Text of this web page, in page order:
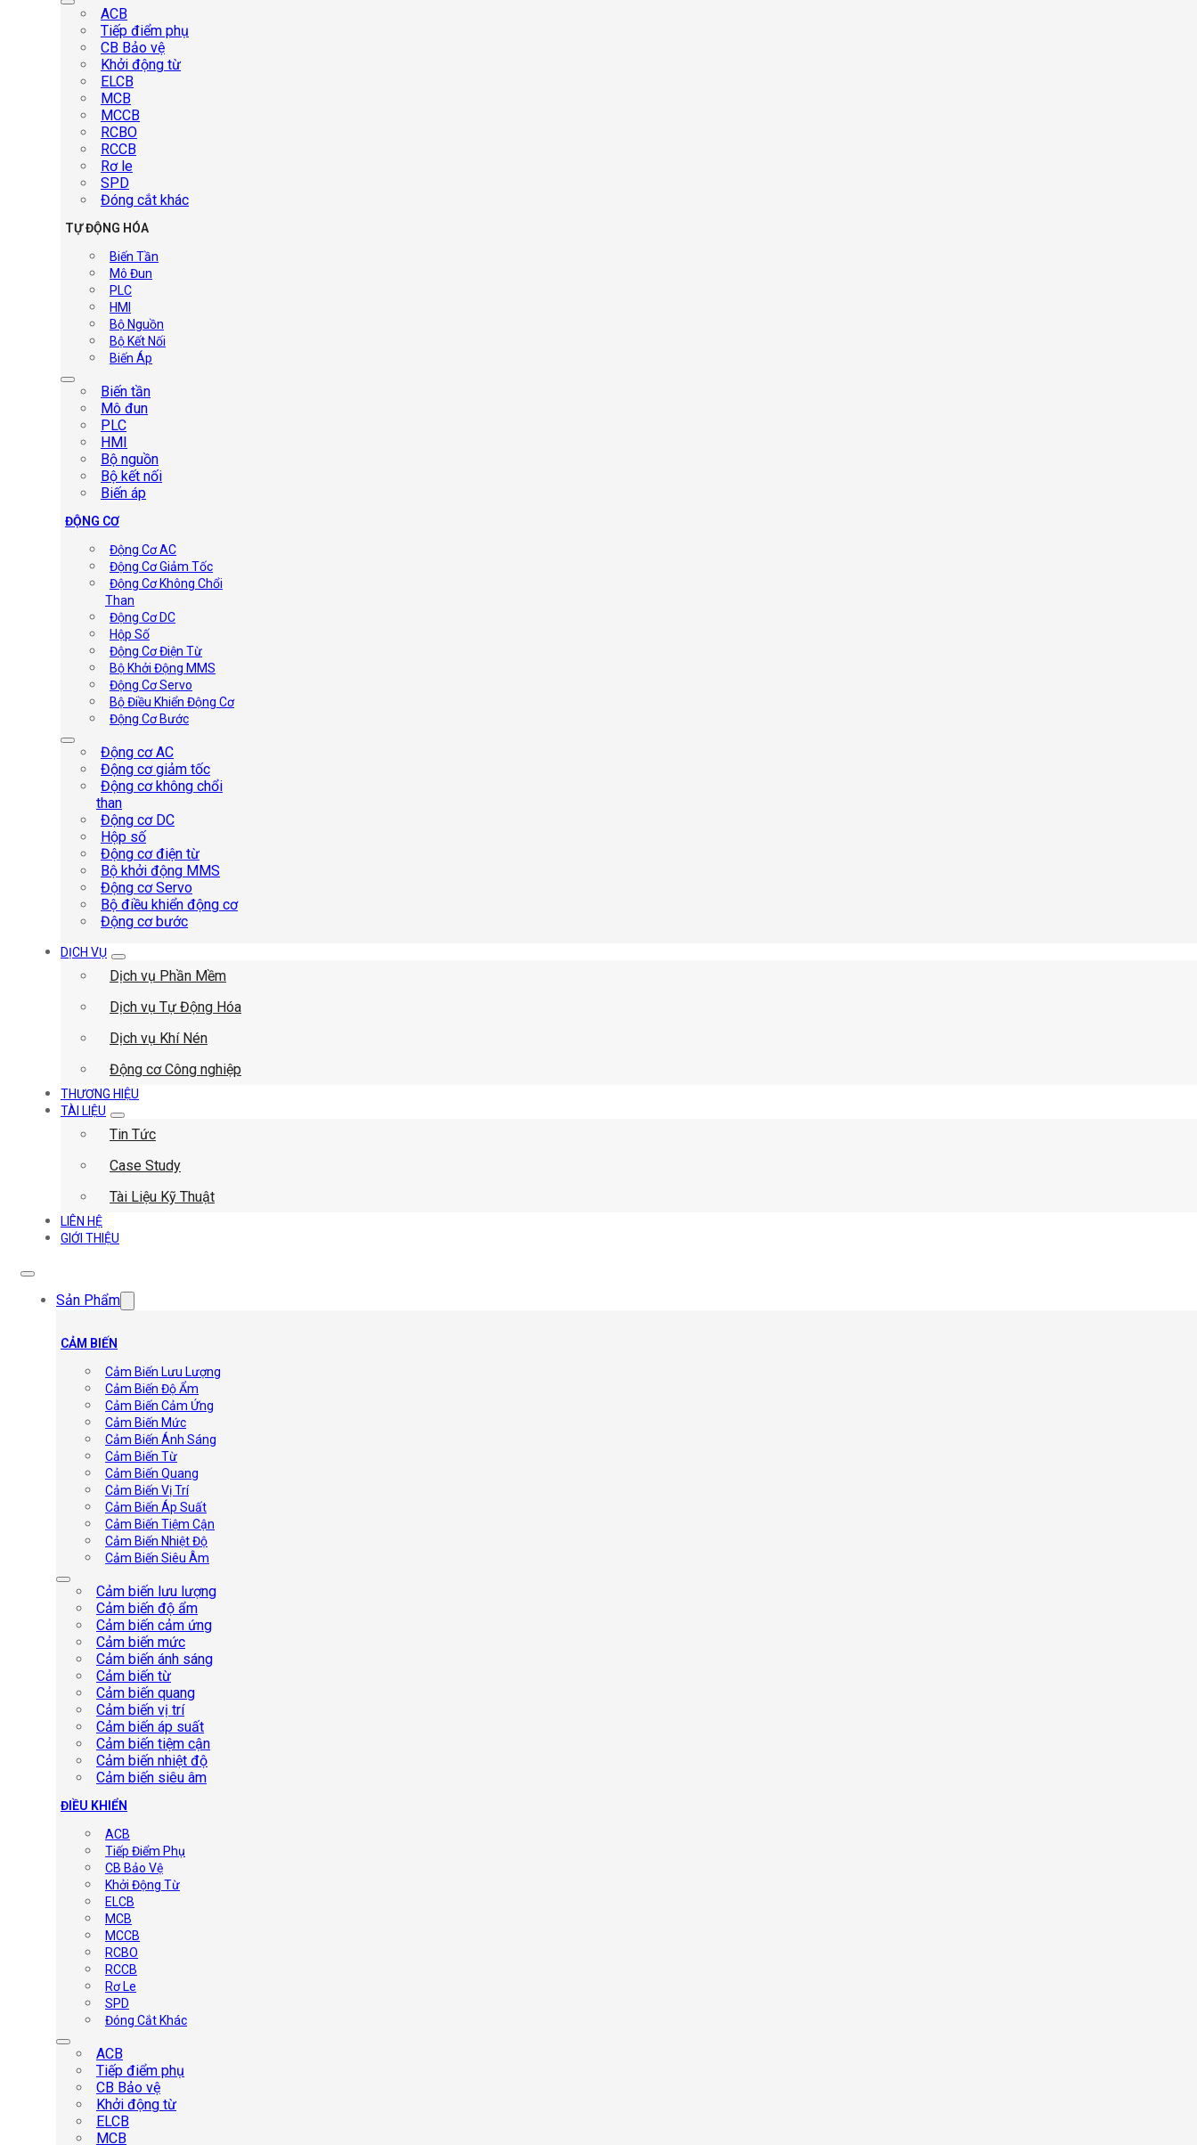
ACB
Tiếp điểm phụ
CB Bảo vệ
Khởi động từ
ELCB
MCB
MCCB
RCBO
RCCB
Rơ le
SPD
Đóng cắt khác
TỰ ĐỘNG HÓA
Biến Tần
Mô Đun
PLC
HMI
Bộ Nguồn
Bộ Kết Nối
Biến Áp
Biến tần
Mô đun
PLC
HMI
Bộ nguồn
Bộ kết nối
Biến áp
ĐỘNG CƠ
Động Cơ AC
Động Cơ Giảm Tốc
Động Cơ Không Chổi
Than
Động Cơ DC
Hộp Số
Động Cơ Điện Từ
Bộ Khởi Động MMS
Động Cơ Servo
Bộ Điều Khiển Động Cơ
Động Cơ Bước
Động cơ AC
Động cơ giảm tốc
Động cơ không chổi
than
Động cơ DC
Hộp số
Động cơ điện từ
Bộ khởi động MMS
Động cơ Servo
Bộ điều khiển động cơ
Động cơ bước
DỊCH VỤ
Dịch vụ Phần Mềm
Dịch vụ Tự Động Hóa
Dịch vụ Khí Nén
Động cơ Công nghiệp
THƯƠNG HIỆU
TÀI LIỆU
Tin Tức
Case Study
Tài Liệu Kỹ Thuật
LIÊN HỆ
GIỚI THIỆU
Sản Phẩm
CẢM BIẾN
Cảm Biến Lưu Lượng
Cảm Biến Độ Ẩm
Cảm Biến Cảm Ứng
Cảm Biến Mức
Cảm Biến Ánh Sáng
Cảm Biến Từ
Cảm Biến Quang
Cảm Biến Vị Trí
Cảm Biến Áp Suất
Cảm Biến Tiệm Cận
Cảm Biến Nhiệt Độ
Cảm Biến Siêu Âm
Cảm biến lưu lượng
Cảm biến độ ẩm
Cảm biến cảm ứng
Cảm biến mức
Cảm biến ánh sáng
Cảm biến từ
Cảm biến quang
Cảm biến vị trí
Cảm biến áp suất
Cảm biến tiệm cận
Cảm biến nhiệt độ
Cảm biến siêu âm
ĐIỀU KHIỂN
ACB
Tiếp Điểm Phụ
CB Bảo Vệ
Khởi Động Từ
ELCB
MCB
MCCB
RCBO
RCCB
Rơ Le
SPD
Đóng Cắt Khác
ACB
Tiếp điểm phụ
CB Bảo vệ
Khởi động từ
ELCB
MCB